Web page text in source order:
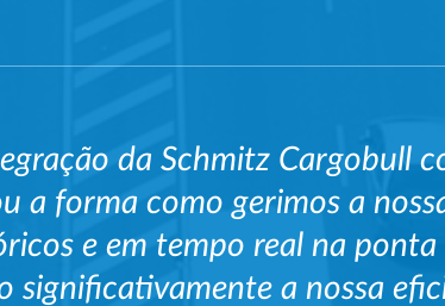
da Schmitz Cargobull
a forma como gerimos a
e em tempo real na ponta
significativamente a nossa